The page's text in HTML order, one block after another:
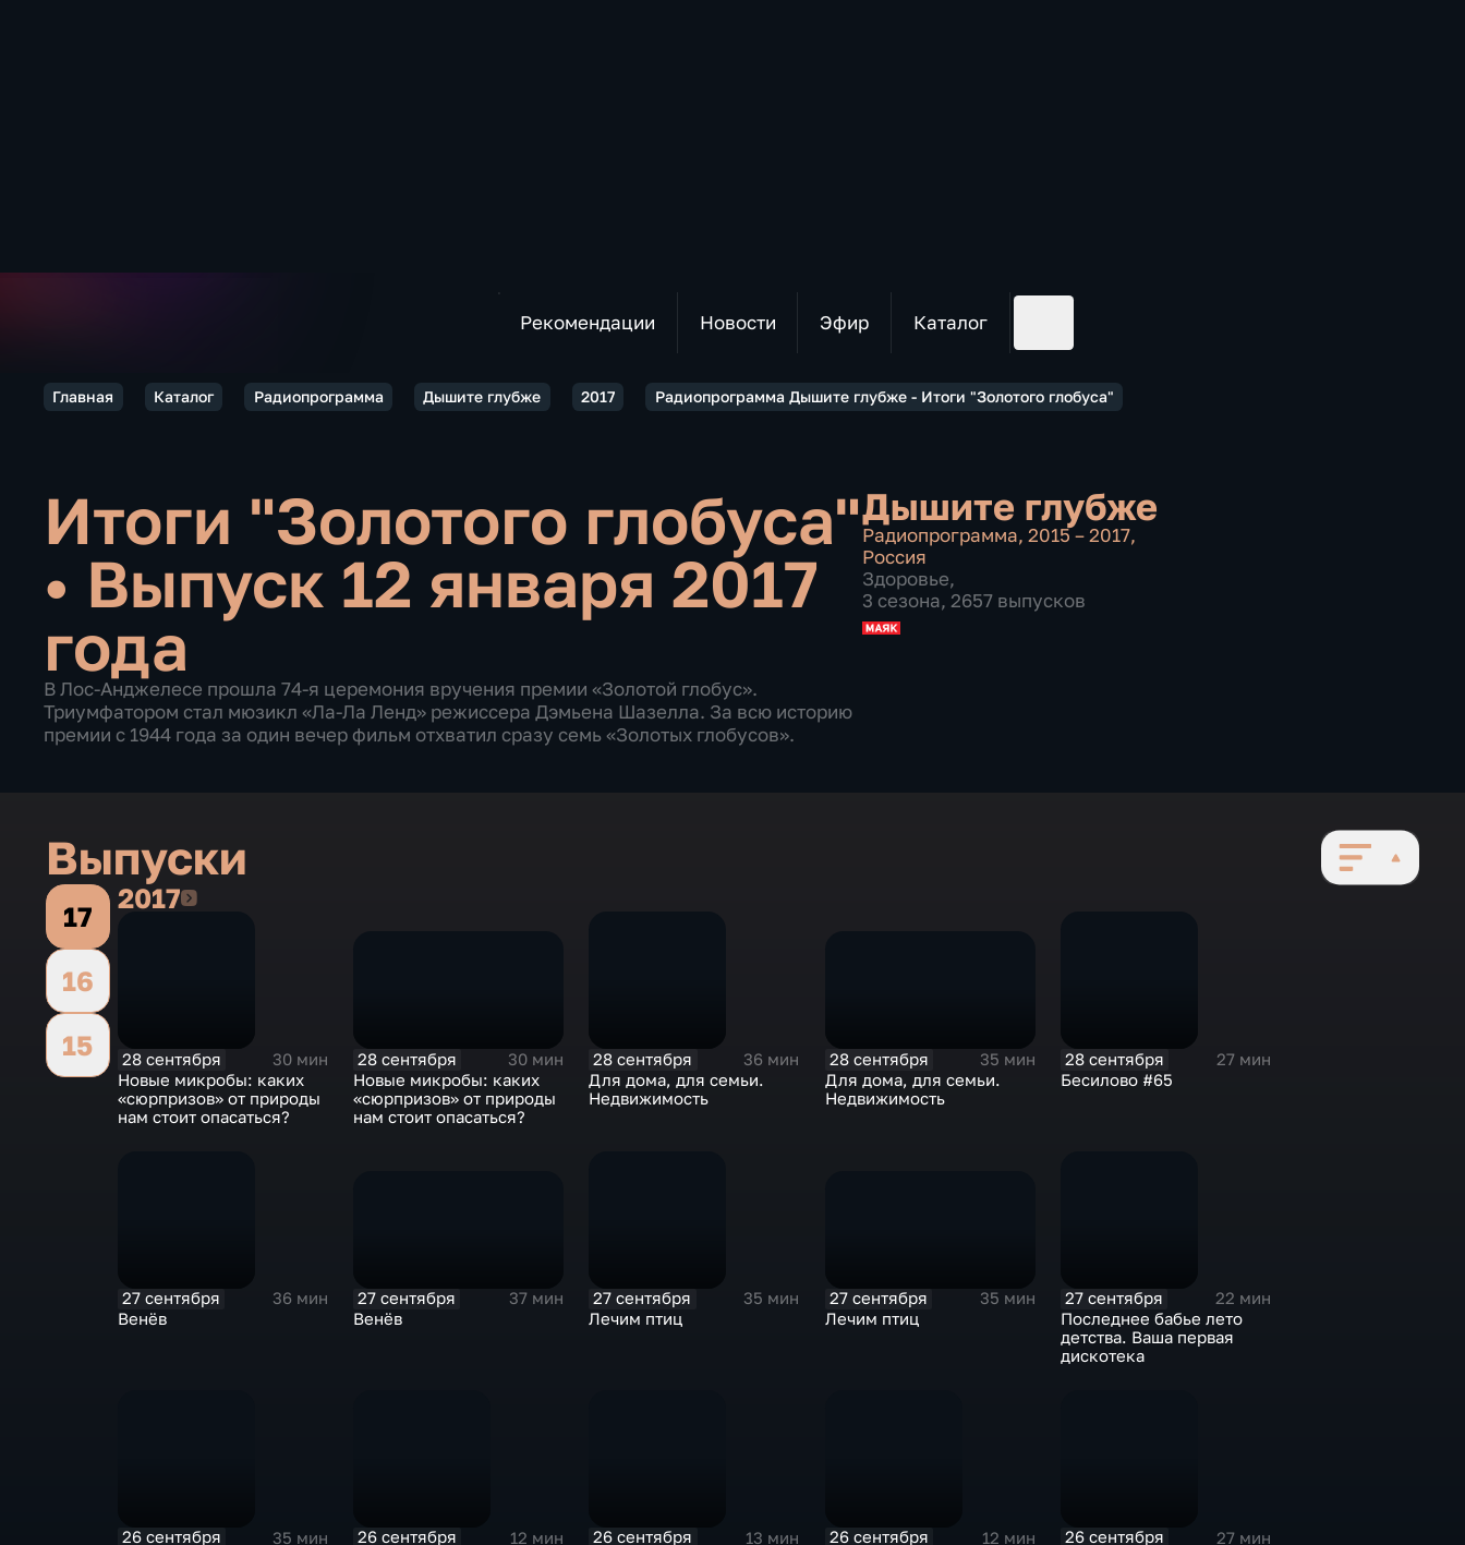
Рекомендации Новости Эфир Каталог
Главная Каталог Радиопрограмма Дышите глубже 2017 Радиопрограмма Дышите глубже - Итоги "Золотого глобуса"
Итоги "Золотого глобуса"
• Выпуск 12 января 2017
года
В Лос-Анджелесе прошла 74-я церемония вручения премии «Золотой глобус».
Триумфатором стал мюзикл «Ла-Ла Ленд» режиссера Дэмьена Шазелла. За всю историю
премии с 1944 года за один вечер фильм отхватил сразу семь «Золотых глобусов».
Дышите глубже
Радиопрограмма, 2015 – 2017,
Россия
Здоровье,
3 сезона, 2657 выпусков
Выпуски
17
16
15
20172017
28 сентября
30 мин
Новые микробы: каких
«сюрпризов» от природы
нам стоит опасаться?
28 сентября
30 мин
Новые микробы: каких
«сюрпризов» от природы
нам стоит опасаться?
28 сентября
36 мин
Для дома, для семьи.
Недвижимость
28 сентября
35 мин
Для дома, для семьи.
Недвижимость
28 сентября
27 мин
Бесилово #65
27 сентября
36 мин
Венёв
27 сентября
37 мин
Венёв
27 сентября
35 мин
Лечим птиц
27 сентября
35 мин
Лечим птиц
27 сентября
22 мин
Последнее бабье лето
детства. Ваша первая
дискотека
26 сентября
35 мин
26 сентября
12 мин
26 сентября
13 мин
26 сентября
12 мин
26 сентября
27 мин